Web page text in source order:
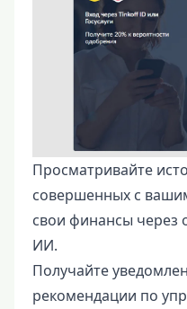
Просматривайте
совершенных с
свои финансы через
ИИ.
Получайте
рекомендации по